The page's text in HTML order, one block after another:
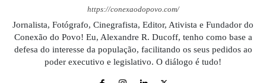
https://conexaodopovo.com/
Jornalista, Fotógrafo, Cinegrafista, Editor, Ativista e Fundador do
Conexão do Povo! Eu, Alexandre R. Ducoff, tenho como base a
defesa do interesse da população, facilitando os seus pedidos ao
poder executivo e legislativo. O diálogo é tudo!